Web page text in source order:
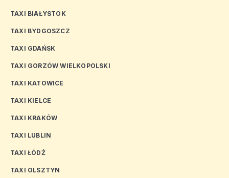
TAXI BIAŁYSTOK
TAXI BYDGOSZCZ
TAXI GDAŃSK
TAXI GORZÓW WIELKOPOLSKI
TAXI KATOWICE
TAXI KIELCE
TAXI KRAKÓW
TAXI LUBLIN
TAXI ŁÓDŹ
TAXI OLSZTYN